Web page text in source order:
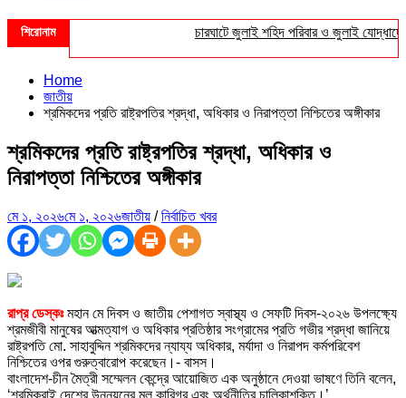
শিরোনাম চারঘাটে জুলাই শহিদ পরিবার ও জুলাই যোদ্ধাদের
Home
জাতীয়
শ্রমিকদের প্রতি রাষ্ট্রপতির শ্রদ্ধা, অধিকার ও নিরাপত্তা নিশ্চিতের অঙ্গীকার
শ্রমিকদের প্রতি রাষ্ট্রপতির শ্রদ্ধা, অধিকার ও
নিরাপত্তা নিশ্চিতের অঙ্গীকার
মে ১, ২০২৬মে ১, ২০২৬জাতীয় /নির্বাচিত খবর
রাপ্র ডেস্কঃ মহান মে দিবস ও জাতীয় পেশাগত স্বাস্থ্য ও সেফটি দিবস-২০২৬ উপলক্ষ্যে
শ্রমজীবী মানুষের আত্মত্যাগ ও অধিকার প্রতিষ্ঠার সংগ্রামের প্রতি গভীর শ্রদ্ধা জানিয়ে
রাষ্ট্রপতি মো. সাহাবুদ্দিন শ্রমিকদের ন্যায্য অধিকার, মর্যাদা ও নিরাপদ কর্মপরিবেশ
নিশ্চিতের ওপর গুরুত্বারোপ করেছেন।- বাসস।
বাংলাদেশ-চীন মৈত্রী সম্মেলন কেন্দ্রে আয়োজিত এক অনুষ্ঠানে দেওয়া ভাষণে তিনি বলেন,
‘শ্রমিকরাই দেশের উন্নয়নের মূল কারিগর এবং অর্থনীতির চালিকাশক্তি।’